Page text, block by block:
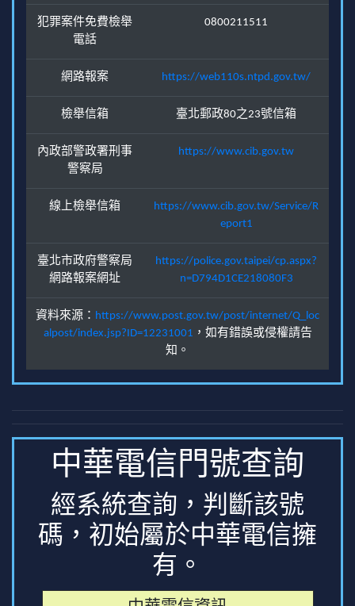
犯罪案件免費檢舉
電話
0800211511
網路報案 https://web110s.ntpd.gov.tw/
檢舉信箱 臺北郵政80之23號信箱
內政部警政署刑事
警察局
https://www.cib.gov.tw
線上檢舉信箱
https://www.cib.gov.tw/Service/R
eport1
臺北市政府警察局
網路報案網址
https://police.gov.taipei/cp.aspx?
n=D794D1CE218080F3
資料來源： https://www.post.gov.tw/post/internet/Q_loc
alpost/index.jsp?ID=12231001 ，如有錯誤或侵權請告
知。
中華電信門號查詢
經系統查詢，判斷該號
碼，初始屬於中華電信擁
有。